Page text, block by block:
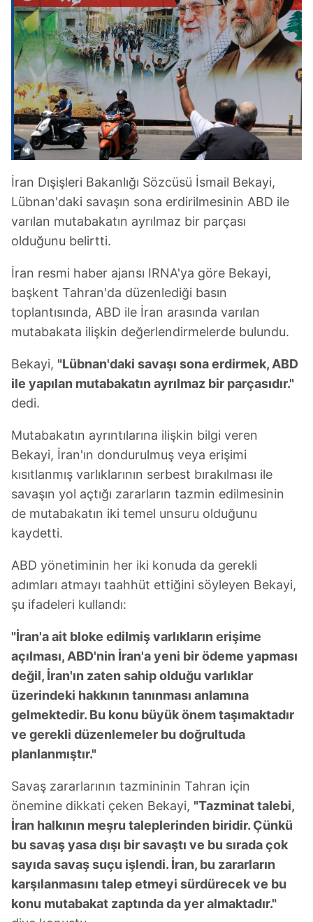
İran Dışişleri Bakanlığı Sözcüsü İsmail Bekayi,
Lübnan'daki savaşın sona erdirilmesinin ABD ile
varılan mutabakatın ayrılmaz bir parçası
olduğunu belirtti.
İran resmi haber ajansı IRNA'ya göre Bekayi,
başkent Tahran'da düzenlediği basın
toplantısında, ABD ile İran arasında varılan
mutabakata ilişkin değerlendirmelerde bulundu.
Bekayi, "Lübnan'daki savaşı sona erdirmek, ABD
ile yapılan mutabakatın ayrılmaz bir parçasıdır."
dedi.
Mutabakatın ayrıntılarına ilişkin bilgi veren
Bekayi, İran'ın dondurulmuş veya erişimi
kısıtlanmış varlıklarının serbest bırakılması ile
savaşın yol açtığı zararların tazmin edilmesinin
de mutabakatın iki temel unsuru olduğunu
kaydetti.
ABD yönetiminin her iki konuda da gerekli
adımları atmayı taahhüt ettiğini söyleyen Bekayi,
şu ifadeleri kullandı:
"İran'a ait bloke edilmiş varlıkların erişime
açılması, ABD'nin İran'a yeni bir ödeme yapması
değil, İran'ın zaten sahip olduğu varlıklar
üzerindeki hakkının tanınması anlamına
gelmektedir. Bu konu büyük önem taşımaktadır
ve gerekli düzenlemeler bu doğrultuda
planlanmıştır."
Savaş zararlarının tazmininin Tahran için
önemine dikkati çeken Bekayi, "Tazminat talebi,
İran halkının meşru taleplerinden biridir. Çünkü
bu savaş yasa dışı bir savaştı ve bu sırada çok
sayıda savaş suçu işlendi. İran, bu zararların
karşılanmasını talep etmeyi sürdürecek ve bu
konu mutabakat zaptında da yer almaktadır."